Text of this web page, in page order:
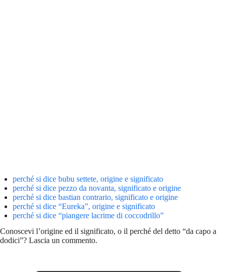
perché si dice bubu settete, origine e significato
perché si dice pezzo da novanta, significato e origine
perché si dice bastian contrario, significato e origine
perché si dice “Eureka”, origine e significato
perché si dice “piangere lacrime di coccodrillo”
Conoscevi l’origine ed il significato, o il perché del detto “da capo a
dodici”? Lascia un commento.